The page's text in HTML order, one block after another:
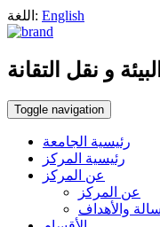
اللغة: English
و نقل التقانة
Toggle navigation
رئيسية الجامعة
رئيسية المركز
عن المركز
عن المركز
والأهداف